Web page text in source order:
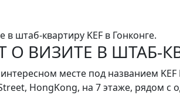
штаб-квартиру KEF в Гонконге.
О ВИЗИТЕ В ШТАБ-
месте под названием
HongKong, на 7 этаже, рядом с